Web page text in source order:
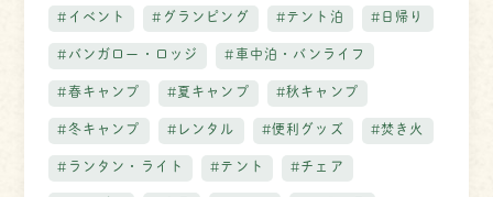
#イベント #グランピング #テント泊 #日帰り
#バンガロー・ロッジ #車中泊・バンライフ
#春キャンプ #夏キャンプ #秋キャンプ
#冬キャンプ #レンタル #便利グッズ #焚き火
#ランタン・ライト #テント #チェア